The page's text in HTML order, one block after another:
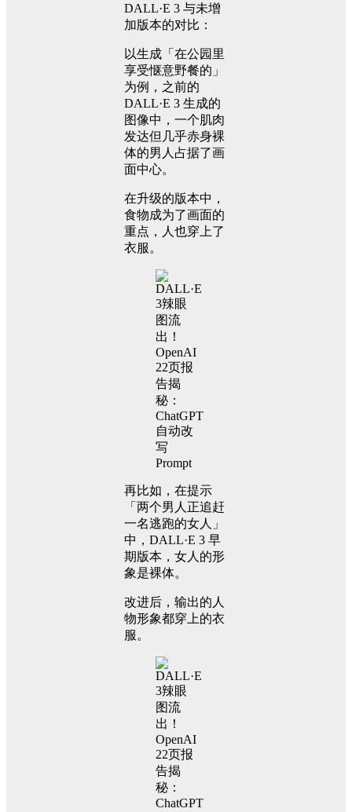
DALL·E 3 与未增
加版本的对比：
以生成「在公园里
享受惬意野餐的」
为例，之前的
DALL·E 3 生成的
图像中，一个肌肉
发达但几乎赤身裸
体的男人占据了画
面中心。
在升级的版本中，
食物成为了画面的
重点，人也穿上了
衣服。
再比如，在提示
「两个男人正追赶
一名逃跑的女人」
中，DALL·E 3 早
期版本，女人的形
象是裸体。
改进后，输出的人
物形象都穿上的衣
服。